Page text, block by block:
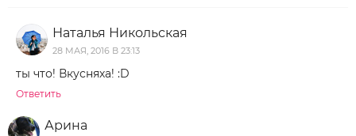
Наталья Никольская
28 МАЯ, 2016 В 23:13
ты что! Вкусняха! :D
Ответить
Арина